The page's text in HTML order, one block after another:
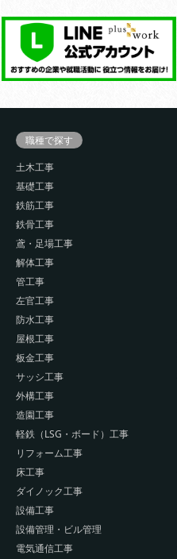
職種で探す
土木工事
基礎工事
鉄筋工事
鉄骨工事
鳶・足場工事
解体工事
管工事
左官工事
防水工事
屋根工事
板金工事
サッシ工事
外構工事
造園工事
軽鉄（LSG・ボード）工事
リフォーム工事
床工事
ダイノック工事
設備工事
設備管理・ビル管理
電気通信工事